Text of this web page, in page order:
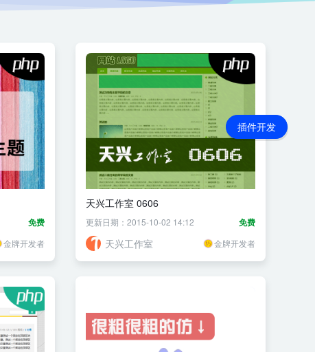
免费
金牌开发者
天兴工作室 0606
免费
更新日期：2015-10-02 14:12
天兴工作室 金牌开发者
插件开发